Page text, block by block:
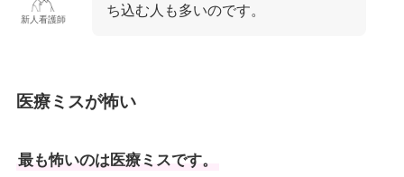
新人看護師
ち込む人も多いのです。
医療ミスが怖い
最も怖いのは医療ミスです。